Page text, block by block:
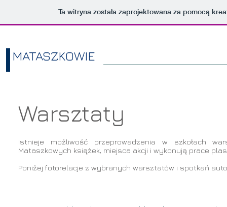
Ta witryna została zaprojektowana za pomocą
MATASZKOWIE
Warsztaty
Istnieje możliwość przeprowadzenia w szkołach
Mataszkowych książek, miejsca akcji i wykonują prace
Poniżej fotorelacje z wybranych warsztatów i spotkań